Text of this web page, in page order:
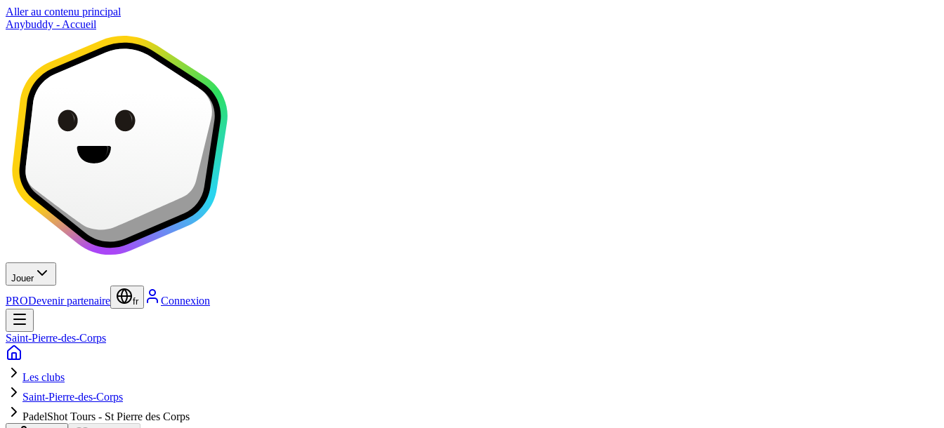
Aller au contenu principal
Anybuddy - Accueil
Jouer
PRODevenir partenaire fr Connexion
Saint-Pierre-des-Corps
Les clubs
Saint-Pierre-des-Corps
PadelShot Tours - St Pierre des Corps